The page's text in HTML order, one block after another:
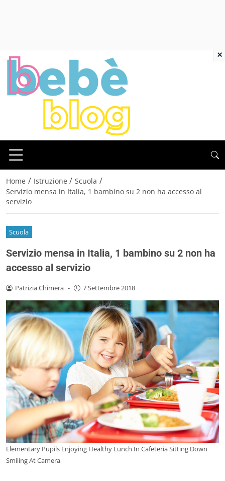
Home / Istruzione / Scuola /
Servizio mensa in Italia, 1 bambino su 2 non ha accesso al
servizio
Scuola
Servizio mensa in Italia, 1 bambino su 2 non ha
accesso al servizio
Patrizia Chimera - 7 Settembre 2018
Elementary Pupils Enjoying Healthy Lunch In Cafeteria Sitting Down
Smiling At Camera
×